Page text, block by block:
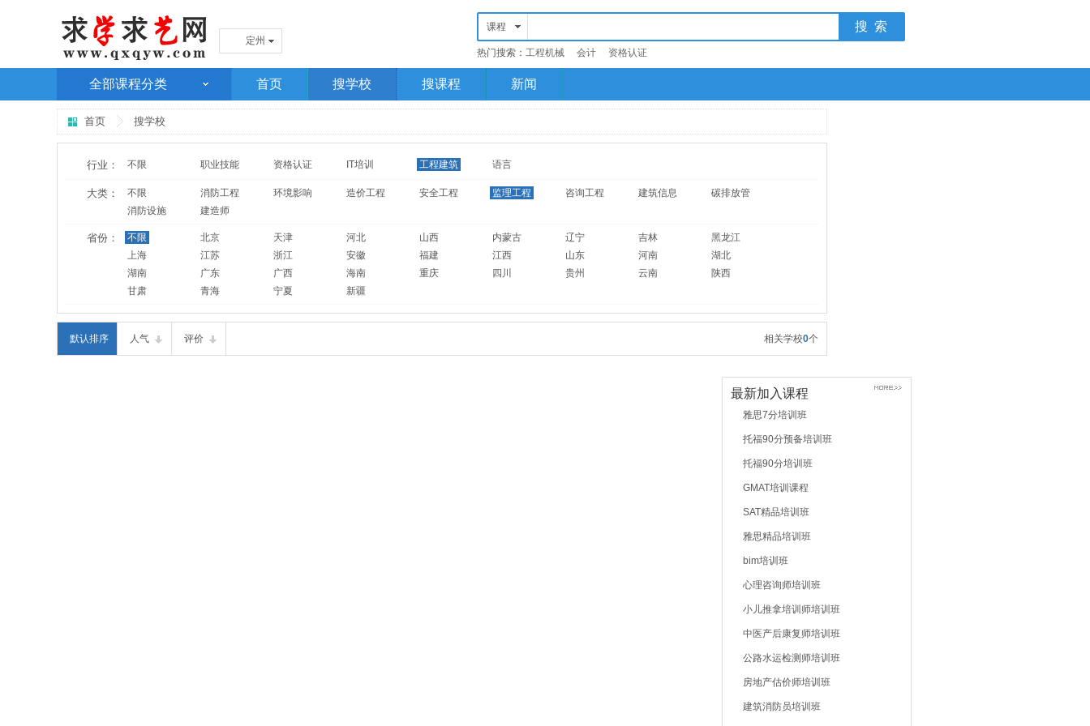
定州
课程
热门搜索： 工程机械 会计 资格认证
全部课程分类 首页 搜学校 搜课程 新闻
首页 搜学校
行业： 不限 职业技能 资格认证 IT培训 工程建筑 语言
大类： 不限 消防工程 环境影响 造价工程 安全工程 监理工程 咨询工程 建筑信息
碳排放管
消防设施
建造师
省份： 不限 北京 天津 河北 山西 内蒙古 辽宁 吉林
黑龙江
上海
江苏 浙江 安徽 福建 江西 山东 河南
湖北
湖南
广东 广西 海南 重庆 四川 贵州 云南
陕西
甘肃
青海 宁夏 新疆
默认排序 人气 评价 相关学校0个
最新加入课程
雅思7分培训班
托福90分预备培训班
托福90分培训班
GMAT培训课程
SAT精品培训班
雅思精品培训班
bim培训班
心理咨询师培训班
小儿推拿培训师培训班
中医产后康复师培训班
公路水运检测师培训班
房地产估价师培训班
建筑消防员培训班